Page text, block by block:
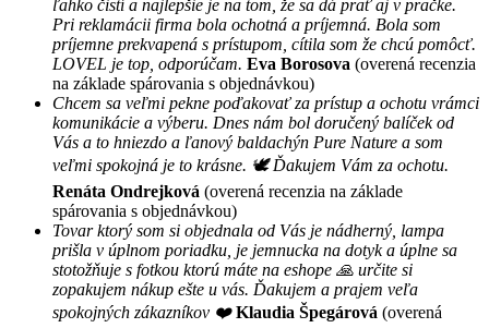
ľahko čistí a najlepšie je na tom, že sa dá prať aj v pračke.
Pri reklamácii firma bola ochotná a príjemná. Bola som
príjemne prekvapená s prístupom, cítila som že chcú pomôcť.
LOVEL je top, odporúčam. Eva Borosova (overená recenzia
na základe spárovania s objednávkou)
Chcem sa veľmi pekne poďakovať za prístup a ochotu vrámci
komunikácie a výberu. Dnes nám bol doručený balíček od
Vás a to hniezdo a ľanový baldachýn Pure Nature a som
veľmi spokojná je to krásne. 🕊 Ďakujem Vám za ochotu.
Renáta Ondrejková (overená recenzia na základe
spárovania s objednávkou)
Tovar ktorý som si objednala od Vás je nádherný, lampa
prišla v úplnom poriadku, je jemnucka na dotyk a úplne sa
stotožňuje s fotkou ktorú máte na eshope 🙏 určite si
zopakujem nákup ešte u vás. Ďakujem a prajem veľa
spokojných zákazníkov ❤️ Klaudia Špegárová (overená